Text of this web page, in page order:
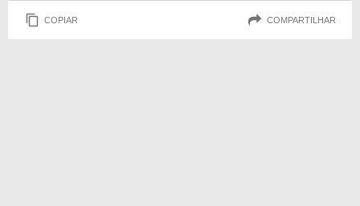
COPIAR COMPARTILHAR